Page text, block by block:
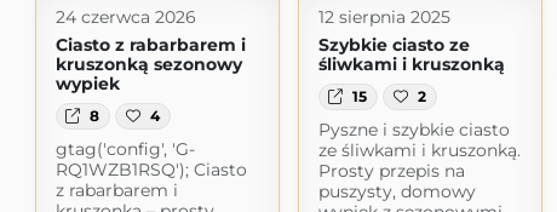
24 czerwca 2026
Ciasto z rabarbarem i
kruszonką sezonowy
wypiek
8 4
gtag('config', 'G-
RQ1WZB1RSQ'); Ciasto
z rabarbarem i
12 sierpnia 2025
Szybkie ciasto ze
śliwkami i kruszonką
15 2
Pyszne i szybkie ciasto
ze śliwkami i kruszonką.
Prosty przepis na
puszysty, domowy